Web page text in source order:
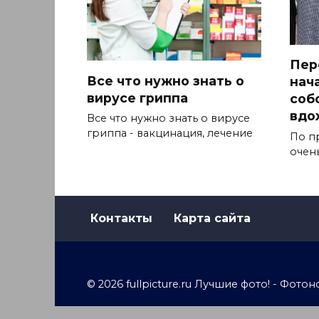
Все что нужно знать о
вирусе гриппа
Все что нужно знать о вирусе
гриппа - вакцинация, лечение
По
Контакты Карта сайта
© 2026 fullpicture.ru Лучшие фото! -